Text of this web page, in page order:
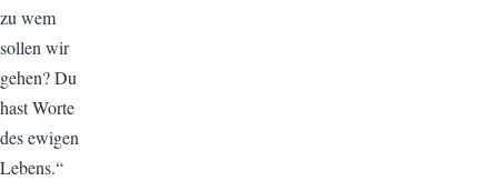
zu wem
sollen wir
gehen? Du
hast Worte
des ewigen
Lebens.“